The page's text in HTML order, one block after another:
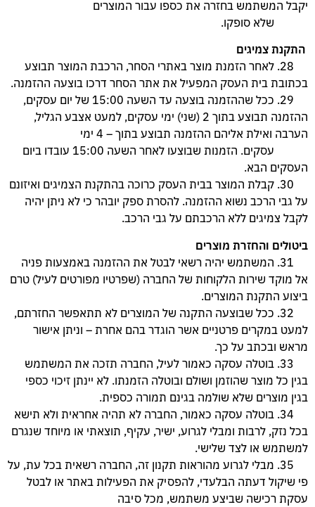
יקבל המשתמש בחזרה את כספו עבור המוצרים
שלא סופקו.
התקנת צמיגים
28. לאחר הזמנת מוצר באתרי הסחר, הרכבת המוצר תבוצע
בכתובת בית העסק המפעיל את אתר הסחר דרכו בוצעה ההזמנה.
29. ככל שההזמנה בוצעה עד השעה 15:00 של יום עסקים,
ההזמנה תבוצע בתוך 2 (שני) ימי עסקים, למעט אצבע הגליל,
הערבה ואילת אליהם ההזמנה תבוצע בתוך – 4 ימי
עסקים. הזמנות שבוצעו לאחר השעה 15:00 עובדו ביום
העסקים הבא.
30. קבלת המוצר בבית העסק כרוכה בהתקנת הצמיגים ואיזונם
על גבי הרכב נשוא ההזמנה. להסרת ספק יובהר כי לא ניתן יהיה
לקבל צמיגים ללא הרכבתם על גבי הרכב.
ביטולים והחזרת מוצרים
31. המשתמש יהיה רשאי לבטל את ההזמנה באמצעות פניה
אל מוקד שירות הלקוחות של החברה (שפרטיו מפורטים לעיל) טרם
ביצוע התקנת המוצרים.
32. ככל שבוצעה התקנה של המוצרים לא תתאפשר החזרתם,
למעט במקרים פרטניים אשר הוגדר בהם אחרת – וניתן אישור
מראש ובכתב על כך.
33. בוטלה עסקה כאמור לעיל, החברה תזכה את המשתמש
בגין כל מוצר שהוזמן ושולם ובוטלה הזמנתו. לא יינתן זיכוי כספי
בגין מוצרים שלא שולמה בגינם תמורה כספית.
34. בוטלה עסקה כאמור, החברה לא תהיה אחראית ולא תישא
בכל נזק, לרבות ומבלי לגרוע, ישיר, עקיף, תוצאתי או מיוחד שנגרם
למשתמש או לצד שלישי.
35. מבלי לגרוע מהוראות תקנון זה, החברה רשאית בכל עת, על
פי שיקול דעתה הבלעדי, להפסיק את הפעילות באתר או לבטל
עסקת רכישה שביצע משתמש, מכל סיבה